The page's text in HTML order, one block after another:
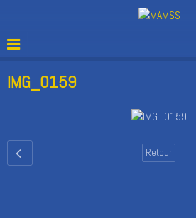
IMG_0159
Retour